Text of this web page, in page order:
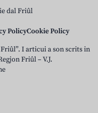
dal Friûl
PolicyCookie Policy
I articui a son scrits in
Friûl – V.J.